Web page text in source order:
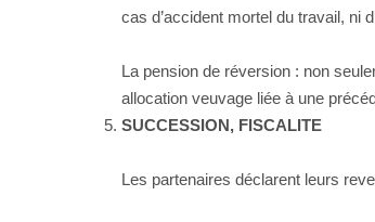
cas d’accident mortel du travail, ni
La pension de réversion : non
allocation veuvage liée à une
SUCCESSION, FISCALITE
Les partenaires déclarent leurs